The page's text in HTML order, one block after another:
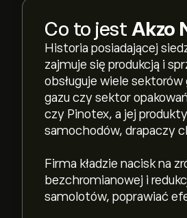
Co to jest Akzo
Historia posiadającej
zajmuje się produkcją i
obsługuje wiele
gazu czy sektor
czy Pinotex, a jej
samochodów, drapaczy
Firma kładzie nacisk na
bezchromianowej i
samolotów, poprawiać